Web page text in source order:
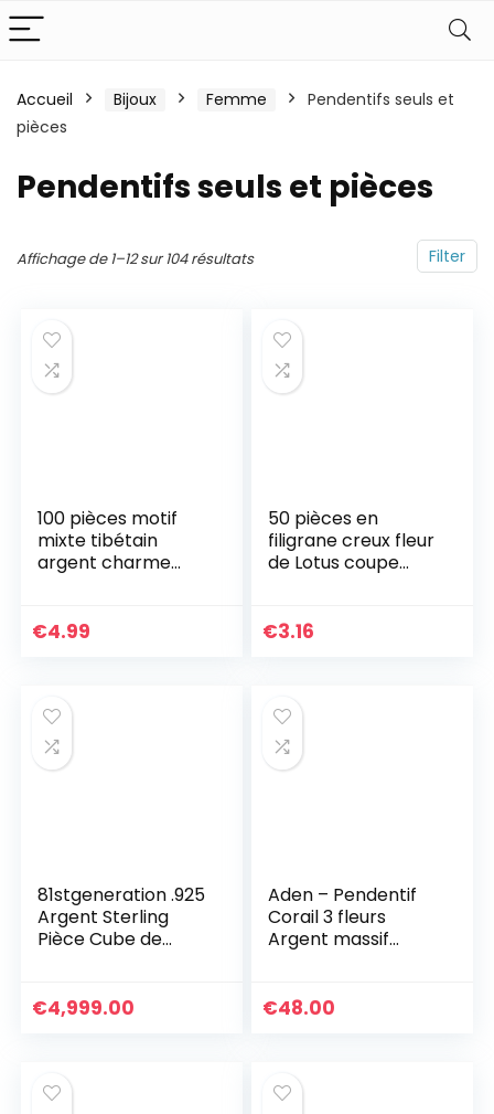
Accueil Bijoux Femme
Pendentifs seuls et
pièces
Pendentifs seuls et pièces
Filter
Affichage de 1–12 sur 104 résultats
100 pièces motif
mixte tibétain
argent charme
fabrication
€4.99
50 pièces en
filigrane creux fleur
de Lotus coupe
fabrication de
€3.16
81stgeneration .925
Argent Sterling
Pièce Cube de
46 cm
€4,999.00
Aden – Pendentif
Corail 3 fleurs
Argent massif
€48.00